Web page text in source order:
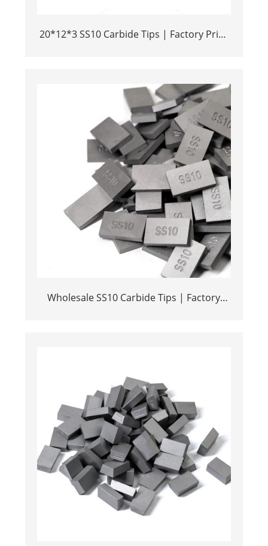
20*12*3 SS10 Carbide Tips | Factory Price
Wholesale SS10 Carbide Tips | Factory